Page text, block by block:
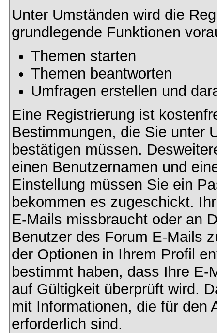
Unter Umständen wird die
grundlegende Funktionen
Themen starten
Themen beantworten
Umfragen erstellen und
Eine Registrierung ist
Bestimmungen, die Sie unter
bestätigen müssen.
einen Benutzernamen und
Einstellung müssen Sie ein
bekommen es zugeschickt.
E-Mails missbraucht oder an
Benutzer des Forum E-Mails
der Optionen in Ihrem Profil
bestimmt haben, dass Ihre E-
auf Gültigkeit überprüft wird.
mit Informationen, die für den
erforderlich sind.